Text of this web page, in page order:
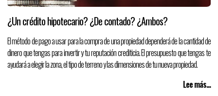
¿Un crédito hipotecario? ¿De contado? ¿Ambos?
El método de pago a usar para la compra de una propiedad dependerá de la cantidad de
dinero que tengas para invertir y tu reputación crediticia. El presupuesto que tengas te
ayudará a elegir la zona, el tipo de terreno y las dimensiones de tu nueva propiedad.
Lee más...